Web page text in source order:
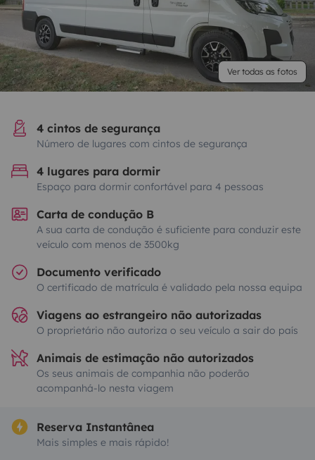
Ver todas as fotos
4 cintos de segurança
Número de lugares com cintos de segurança
4 lugares para dormir
Espaço para dormir confortável para 4 pessoas
Carta de condução B
A sua carta de condução é suficiente para conduzir este
veículo com menos de 3500kg
Documento verificado
O certificado de matrícula é validado pela nossa equipa
Viagens ao estrangeiro não autorizadas
O proprietário não autoriza o seu veículo a sair do país
Animais de estimação não autorizados
Os seus animais de companhia não poderão
acompanhá-lo nesta viagem
Reserva Instantânea
Mais simples e mais rápido!